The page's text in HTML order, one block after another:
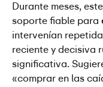
Durante meses,
soporte fiable para
intervenían
reciente y decisiva
significativa.
«comprar en las